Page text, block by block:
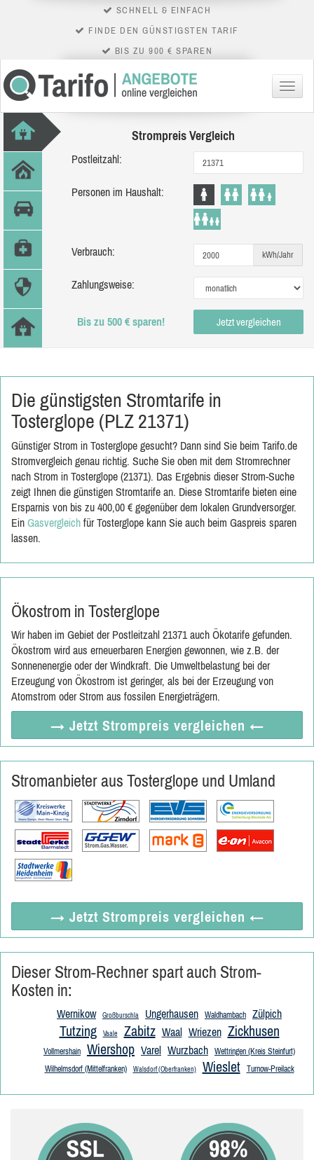
SCHNELL & EINFACH
FINDE DEN GÜNSTIGSTEN TARIF
BIS ZU 900 € SPAREN
Menü
Strompreis Vergleich
Postleitzahl:
Personen im Haushalt:
Verbrauch: kWh/Jahr
Zahlungsweise:
Bis zu 500 € sparen! Jetzt vergleichen
Die günstigsten Stromtarife in
Tosterglope (PLZ 21371)
Günstiger Strom in Tosterglope gesucht? Dann sind Sie beim Tarifo.de
Stromvergleich genau richtig. Suche Sie oben mit dem Stromrechner
nach Strom in Tosterglope (21371). Das Ergebnis dieser Strom-Suche
zeigt Ihnen die günstigen Stromtarife an. Diese Stromtarife bieten eine
Ersparnis von bis zu 400,00 € gegenüber dem lokalen Grundversorger.
Ein Gasvergleich für Tosterglope kann Sie auch beim Gaspreis sparen
lassen.
Ökostrom in Tosterglope
Wir haben im Gebiet der Postleitzahl 21371 auch Ökotarife gefunden.
Ökostrom wird aus erneuerbaren Energien gewonnen, wie z.B. der
Sonnenenergie oder der Windkraft. Die Umweltbelastung bei der
Erzeugung von Ökostrom ist geringer, als bei der Erzeugung von
Atomstrom oder Strom aus fossilen Energieträgern.
→ Jetzt Strompreis vergleichen ←
Stromanbieter aus Tosterglope und Umland
→ Jetzt Strompreis vergleichen ←
Dieser Strom-Rechner spart auch Strom-
Kosten in:
Wernikow Großburschla Ungerhausen Waldhambach Zülpich
Tutzing Vaale Zabitz Waal Wriezen Zickhusen
Vollmershain Wiershop Varel Wurzbach
Wettringen (Kreis Steinfurt)
Wilhelmsdorf (Mittelfranken)
Walsdorf (Oberfranken) Wieslet Turnow-Preilack